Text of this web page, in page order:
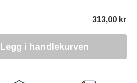
313,00 kr
Legg i handlekurven